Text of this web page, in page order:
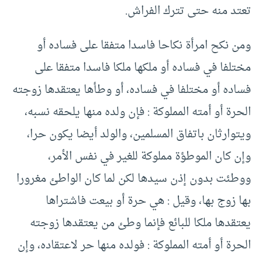
تعتد منه حتى تترك الفراش.
ومن نكح امرأة نكاحا فاسدا متفقا على فساده أو
مختلفا في فساده أو ملكها ملكا فاسدا متفقا على
فساده أو مختلفا في فساده، أو وطأها يعتقدها زوجته
الحرة أو أمته المملوكة : فإن ولده منها يلحقه نسبه،
ويتوارثان باتفاق المسلمين، والولد أيضا يكون حرا،
وإن كان الموطؤة مملوكة للغير في نفس الأمر،
ووطئت بدون إذن سيدها لكن لما كان الواطئ مغرورا
بها زوج بها، وقيل : هي حرة أو بيعت فاشتراها
يعتقدها ملكا للبائع فإنما وطئ من يعتقدها زوجته
الحرة أو أمته المملوكة : فولده منها حر لاعتقاده، وإن